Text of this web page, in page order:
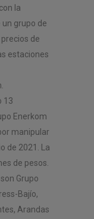
la
grupo de
de
estaciones
13
Enerkom
manipular
de 2021. La
de pesos.
Grupo
Bajío,
Arandas